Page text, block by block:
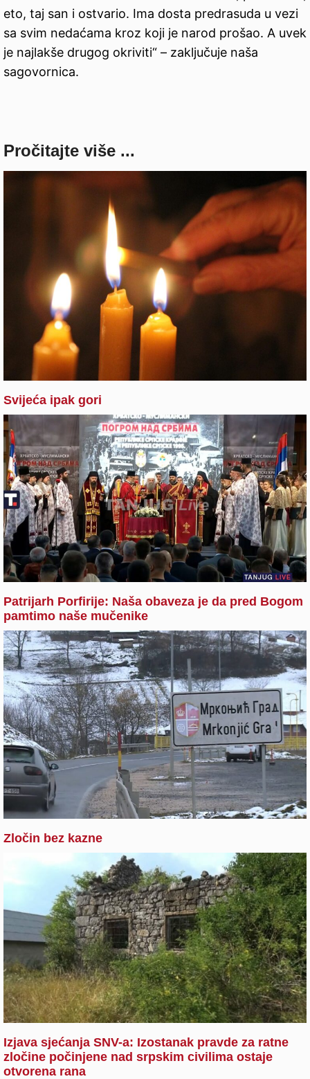
eto, taj san i ostvario. Ima dosta predrasuda u vezi
sa svim nedaćama kroz koji je narod prošao. A uvek
je najlakše drugog okriviti“ – zaključuje naša
sagovornica.
Pročitajte više ...
Svijeća ipak gori
Patrijarh Porfirije: Naša obaveza je da pred Bogom
pamtimo naše mučenike
Zločin bez kazne
Izjava sjećanja SNV-a: Izostanak pravde za ratne
zločine počinjene nad srpskim civilima ostaje
otvorena rana